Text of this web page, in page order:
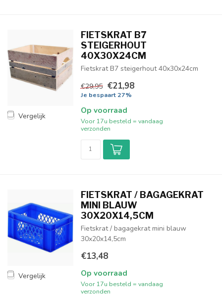
Vergelijk
FIETSKRAT B7
STEIGERHOUT
40X30X24CM
Fietskrat B7 steigerhout 40x30x24cm
€29,95 €21,98
Je bespaart 27%
Op voorraad
Voor 17u besteld = vandaag
verzonden
Vergelijk
FIETSKRAT / BAGAGEKRAT
MINI BLAUW
30X20X14,5CM
Fietskrat / bagagekrat mini blauw
30x20x14,5cm
€13,48
Op voorraad
Voor 17u besteld = vandaag
verzonden